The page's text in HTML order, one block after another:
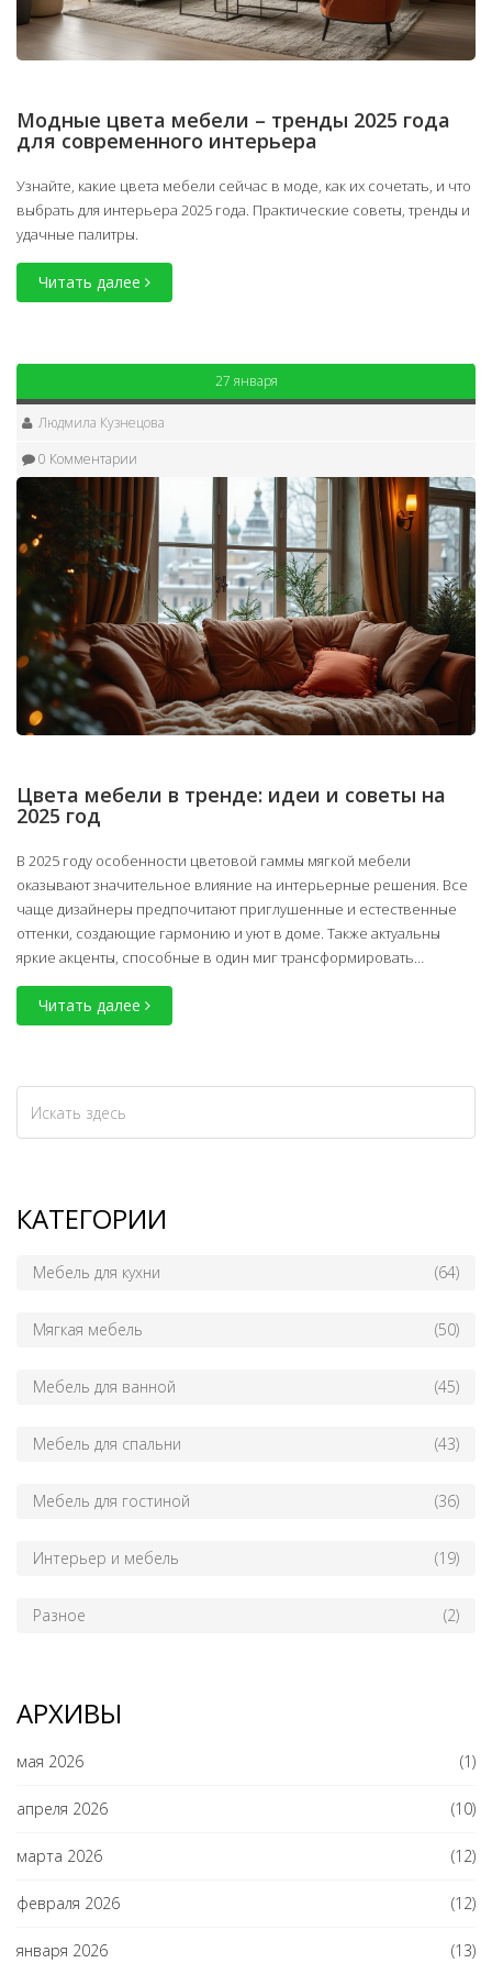
Модные цвета мебели – тренды 2025 года
для современного интерьера
Узнайте, какие цвета мебели сейчас в моде, как их сочетать, и что
выбрать для интерьера 2025 года. Практические советы, тренды и
удачные палитры.
Читать далее
27 января
Людмила Кузнецова
0 Комментарии
Цвета мебели в тренде: идеи и советы на
2025 год
В 2025 году особенности цветовой гаммы мягкой мебели
оказывают значительное влияние на интерьерные решения. Все
чаще дизайнеры предпочитают приглушенные и естественные
оттенки, создающие гармонию и уют в доме. Также актуальны
яркие акценты, способные в один миг трансформировать
пространство. Важно учитывать, как выбранный цвет
взаимодействует с освещением и общей цветовой палитрой
комнаты. Советы и идеи помогут выбрать идеальную мебель для
Читать далее
КАТЕГОРИИ
Мебель для кухни (64)
Мягкая мебель (50)
Мебель для ванной (45)
Мебель для спальни (43)
Мебель для гостиной (36)
Интерьер и мебель (19)
Разное (2)
АРХИВЫ
мая 2026 (1)
апреля 2026 (10)
марта 2026 (12)
февраля 2026 (12)
января 2026 (13)